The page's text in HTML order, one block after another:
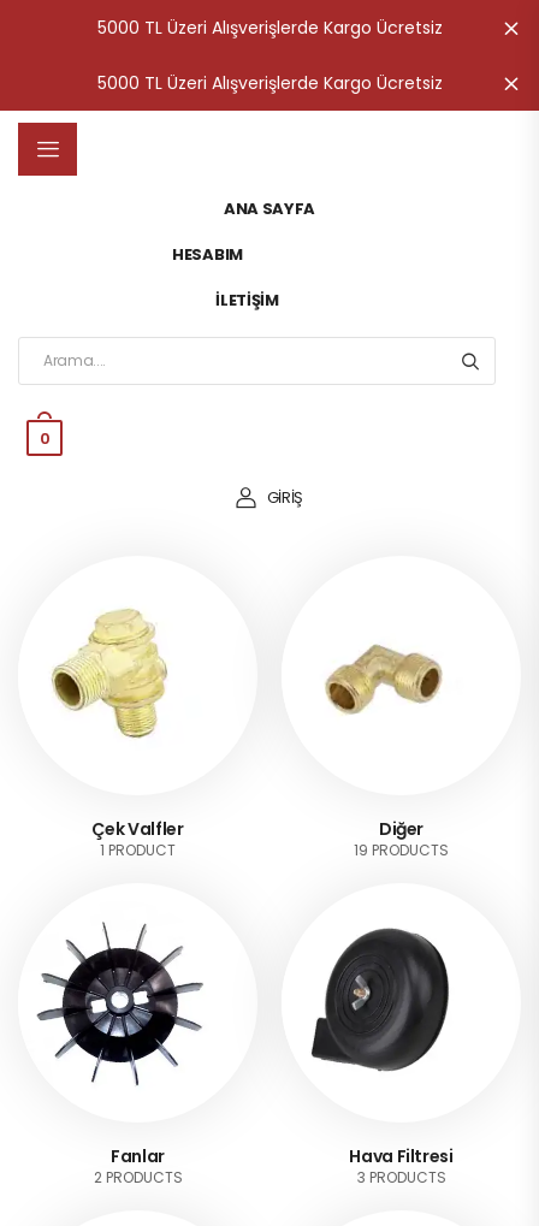
5000 TL Üzeri Alışverişlerde Kargo Ücretsiz
5000 TL Üzeri Alışverişlerde Kargo Ücretsiz
ANA SAYFA
HESABIM
İLETIŞIM
0
GİRİŞ
Çek Valfler
1 PRODUCT
Diğer
19 PRODUCTS
Fanlar
2 PRODUCTS
Hava Filtresi
3 PRODUCTS